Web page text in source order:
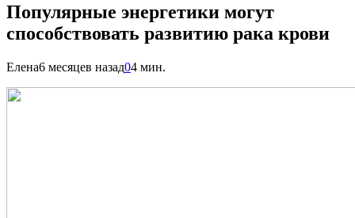
Популярные энергетики могут
способствовать развитию рака крови
Елена6 месяцев назад04 мин.